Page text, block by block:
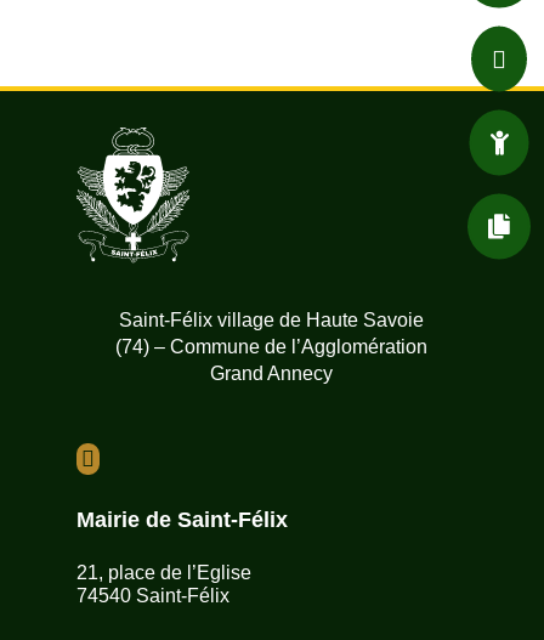



Saint-Félix village de Haute Savoie
(74) – Commune de l’Agglomération
Grand Annecy

Mairie de Saint-Félix
21, place de l’Eglise
74540 Saint-Félix